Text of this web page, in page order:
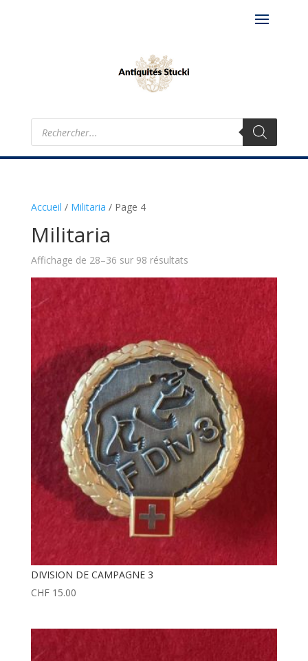
Recherche
produits
Accueil / Militaria / Page 4
Militaria
Affichage de 28–36 sur 98 résultats
DIVISION DE CAMPAGNE 3
CHF15.00